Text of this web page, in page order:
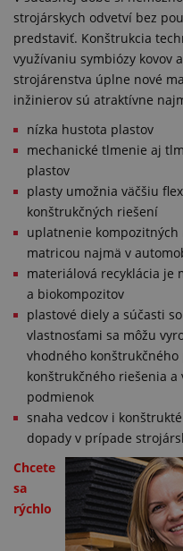
strojárskych odvetví bez
predstaviť. Konštrukcia
využívaniu symbiózy kovov
strojárenstva úplne nové
inžinierov sú atraktívne
nízka hustota plastov
mechanické tlmenie aj
plastov
plasty umožnia väčšiu
konštrukčných riešení
uplatnenie
matricou najmä v
materiálová recyklácia je
a biokompozitov
plastové diely a súčasti
vlastnosťami sa môžu
vhodného
konštrukčného riešenia a
podmienok
snaha vedcov i
dopady v prípade
Chcete
sa
rýchlo